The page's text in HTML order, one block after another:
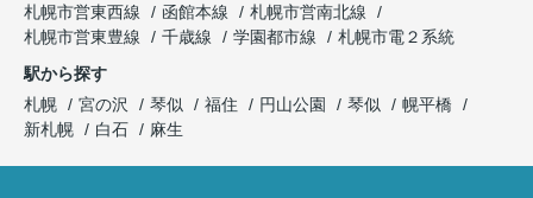
札幌市営東西線
函館本線
札幌市営南北線
札幌市営東豊線
千歳線 学園都市線
札幌市電２系統
駅から探す
札幌
宮の沢 琴似 福住 円山公園 琴似
幌平橋
新札幌
白石 麻生